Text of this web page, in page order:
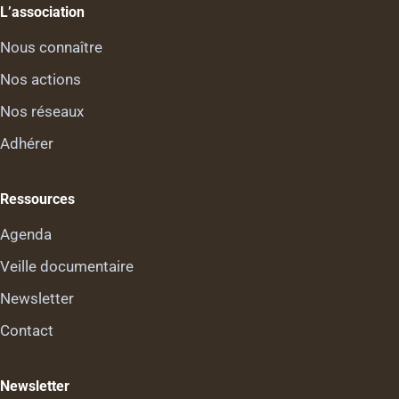
L’association
Nous connaître
Nos actions
Nos réseaux
Adhérer
Ressources
Agenda
Veille documentaire
Newsletter
Contact
Newsletter